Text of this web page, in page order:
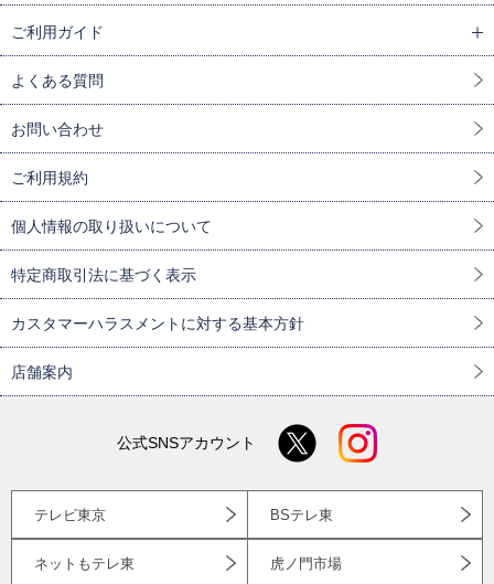
ご利用ガイド
よくある質問
お問い合わせ
ご利用規約
個人情報の取り扱いについて
特定商取引法に基づく表示
カスタマーハラスメントに対する基本方針
店舗案内
公式SNSアカウント
テレビ東京 BSテレ東
ネットもテレ東 虎ノ門市場